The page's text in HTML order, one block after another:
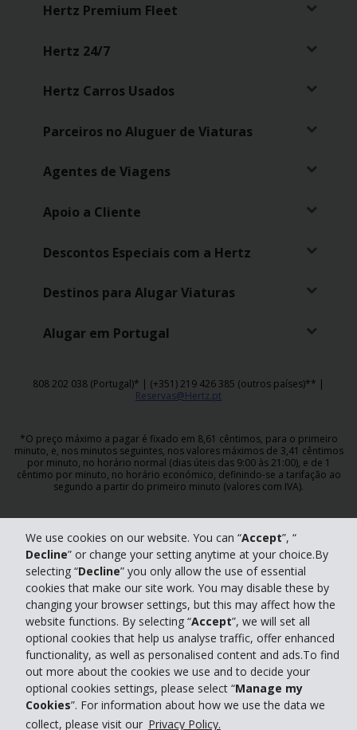
We use cookies on our website. You can “Accept”, “
Decline” or change your setting anytime at your choice.By
selecting “Decline” you only allow the use of essential
cookies that make our site work. You may disable these by
changing your browser settings, but this may affect how the
website functions. By selecting “Accept”, we will set all
optional cookies that help us analyse traffic, offer enhanced
functionality, as well as personalised content and ads.To find
out more about the cookies we use and to decide your
optional cookies settings, please select “Manage my
Cookies”. For information about how we use the data we
collect, please visit our Privacy Policy.
Hertz Premium Fleet
Hertz 24/7
Hertz Carros Usados
Parceiros no Aluguer de Viaturas
Agentes de Viagens
Apoio a Cliente
Descontos Especiais com a Hertz
Destinos para Alugar Viaturas
Alugar em Portugal
808 202 038 (Portugal)* | (+351) 219 426 385 (outros países)** |
Reservas@Hertz.pt
*O preço máximo a pagar é fixado em 8,61 cêntimos, para o primeiro
minuto, e, nos minutos seguintes, nos valores máximos de 3,41 cêntimos
por minuto, no horário normal (dias úteis das 9:00 às 21:00), e de 1
cêntimo por minuto, no horário económico, definindo-se a tarifação ao
segundo a partir do primeiro minuto (valores com IVA).
**Custo de chamada para rede fixa nacional.
© 2026 The Hertz Corporation - Todos os direitos reservados.
Termos de
Utilização do Website| Política de Privacidade |RGPD
Gerir os meus cookies